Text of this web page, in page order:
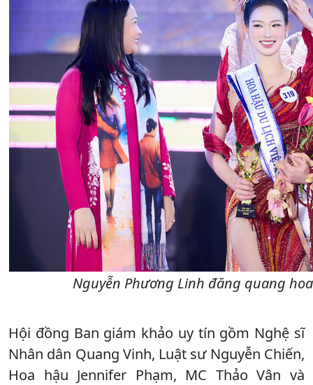
Nguyễn Phương Linh đăng quang
Hội đồng Ban giám khảo uy tín gồm Nghệ sĩ
Nhân dân Quang Vinh, Luật sư Nguyễn Chiến,
Hoa hậu Jennifer Phạm, MC Thảo Vân và